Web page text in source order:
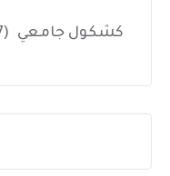
كشكول جامعي (27)